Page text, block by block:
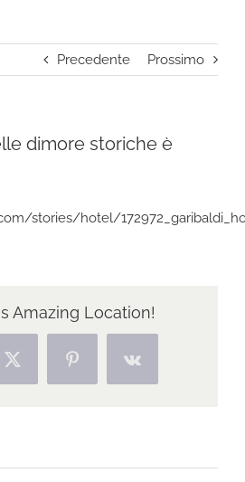
Precedente Prossimo
dimore storiche è
stories/hotel/
Amazing Location!
X PinterestVk